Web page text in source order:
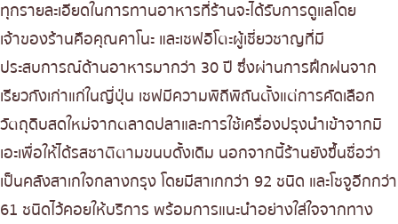
ทุกรายละเอียดในการทานอาหารที่ร้านจะได้รับการดูแลโดย
เจ้าของร้านคือคุณคาโนะ และเชฟอิโตะผู้เชี่ยวชาญที่มี
ประสบการณ์ด้านอาหารมากว่า 30 ปี ซึ่งผ่านการฝึกฝนจาก
เรียวกังเก่าแก่ในญี่ปุ่น เชฟมีความพิถีพิถันตั้งแต่การคัดเลือก
วัตถุดิบสดใหม่จากตลาดปลาและการใช้เครื่องปรุงนำเข้าจากมิ
เอะเพื่อให้ได้รสชาติตามขนบดั้งเดิม นอกจากนี้ร้านยังขึ้นชื่อว่า
เป็นคลังสาเกใจกลางกรุง โดยมีสาเกกว่า 92 ชนิด และโชจูอีกกว่า
61 ชนิดไว้คอยให้บริการ พร้อมการแนะนำอย่างใส่ใจจากทาง